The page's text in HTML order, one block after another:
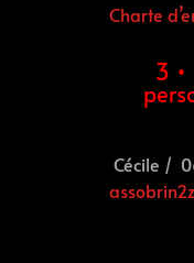
Charte
3 •
Cécile /